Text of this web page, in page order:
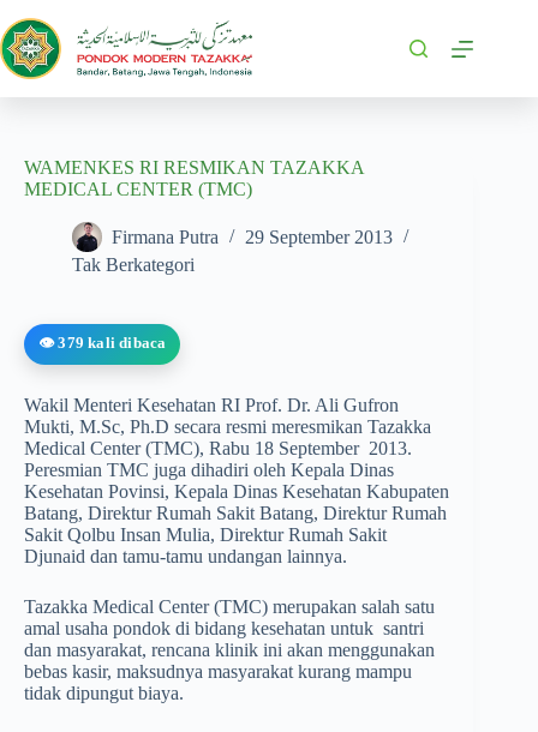
WAMENKES RI RESMIKAN TAZAKKA
MEDICAL CENTER (TMC)
Firmana Putra
29 September 2013
Tak Berkategori
👁️ 379 kali dibaca
Wakil Menteri Kesehatan RI Prof. Dr. Ali Gufron
Mukti, M.Sc, Ph.D secara resmi meresmikan Tazakka
Medical Center (TMC), Rabu 18 September 2013.
Peresmian TMC juga dihadiri oleh Kepala Dinas
Kesehatan Povinsi, Kepala Dinas Kesehatan Kabupaten
Batang, Direktur Rumah Sakit Batang, Direktur Rumah
Sakit Qolbu Insan Mulia, Direktur Rumah Sakit
Djunaid dan tamu-tamu undangan lainnya.
Tazakka Medical Center (TMC) merupakan salah satu
amal usaha pondok di bidang kesehatan untuk santri
dan masyarakat, rencana klinik ini akan menggunakan
bebas kasir, maksudnya masyarakat kurang mampu
tidak dipungut biaya.